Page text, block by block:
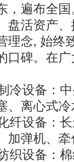
，遍布全
盘活资产、
理念, 始终
口碑。在
冷设备：
、离心式
纤设备：
加弹机、
织设备：